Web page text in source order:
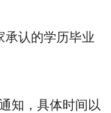
承认的学历毕业
知，具体时间以